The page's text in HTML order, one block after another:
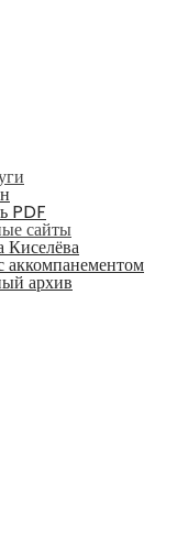
PDF
сайты
Киселёва
аккомпанементом
архив